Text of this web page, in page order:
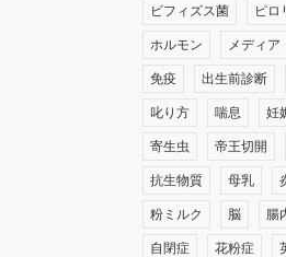
ビフィズス菌 ピロ
ホルモン メディア
免疫 出生前診断
叱り方 喘息 妊
寄生虫 帝王切開
抗生物質 母乳
粉ミルク 脳 腸
自閉症 花粉症